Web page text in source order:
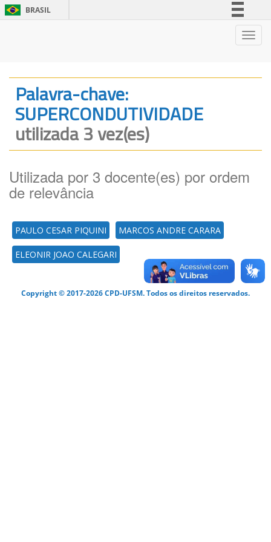
BRASIL
Canais
Palavra-chave:
SUPERCONDUTIVIDADE
utilizada 3 vez(es)
Utilizada por 3 docente(es) por ordem
de relevância
PAULO CESAR PIQUINI MARCOS ANDRE CARARA
ELEONIR JOAO CALEGARI
Copyright © 2017-2026 CPD-UFSM. Todos os direitos reservados.